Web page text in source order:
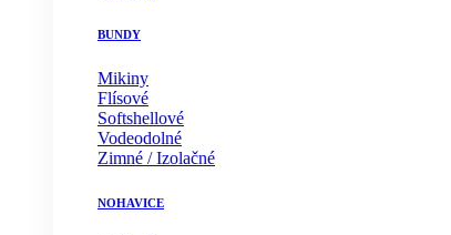
BUNDY
Mikiny
Flísové
Softshellové
Vodeodolné
Zimné / Izolačné
NOHAVICE